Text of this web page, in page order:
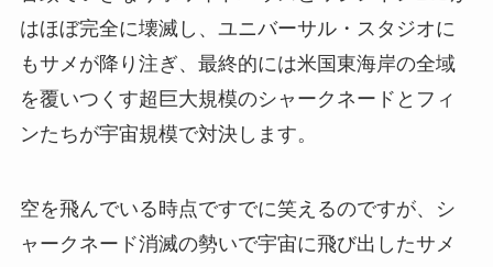
はほぼ完全に壊滅し、ユニバーサル・スタジオに
もサメが降り注ぎ、最終的には米国東海岸の全域
を覆いつくす超巨大規模のシャークネードとフィ
ンたちが宇宙規模で対決します。
空を飛んでいる時点ですでに笑えるのですが、シ
ャークネード消滅の勢いで宇宙に飛び出したサメ